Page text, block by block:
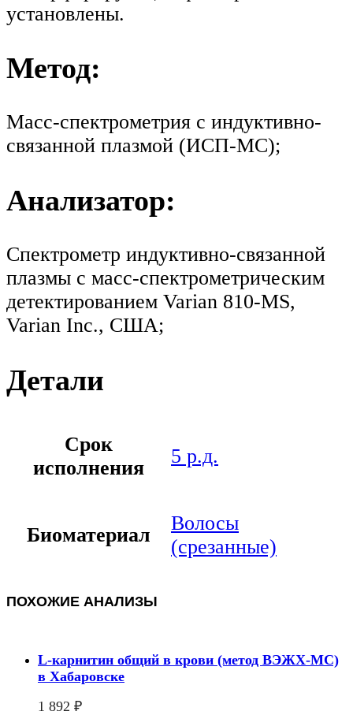
установлены.
Метод:
Масс-спектрометрия с индуктивно-
связанной плазмой (ИСП-МС);
Анализатор:
Спектрометр индуктивно-связанной
плазмы с масс-спектрометрическим
детектированием Varian 810-MS,
Varian Inc., США;
Детали
Срок
исполнения
5 р.д.
Биоматериал
Волосы
(срезанные)
ПОХОЖИЕ АНАЛИЗЫ
L-карнитин общий в крови (метод ВЭЖХ-МС)
в Хабаровске
1 892 ₽